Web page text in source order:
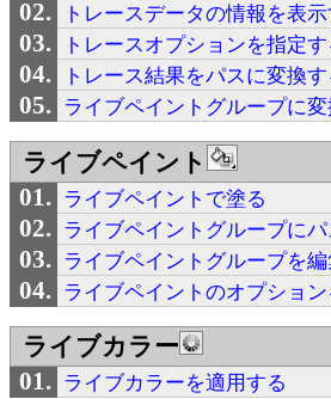
トレースデータの情報を表示
トレースオプションを指定す
トレース結果をパスに変換す
ライブペイントグループに変
ライブペイント
ライブペイントで塗る
ライブペイントグループに
ライブペイントグループを編
ライブペイントのオプショ
ライブカラー
ライブカラーを適用する